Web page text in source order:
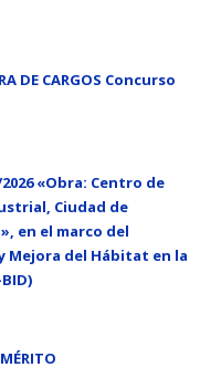
DE CARGOS Concurso
«Obra: Centro de
Ciudad de
en el marco del
Mejora del Hábitat en la